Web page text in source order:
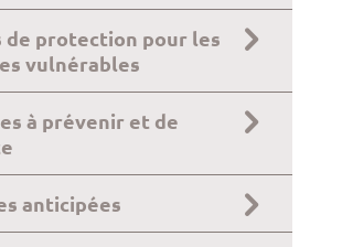
de protection pour les
vulnérables
à prévenir et de
anticipées